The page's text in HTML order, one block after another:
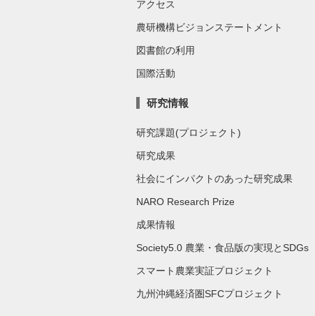
アクセス
農研機構ビジョンステートメント
図書館の利用
国際活動
研究情報
研究課題(プロジェクト)
研究成果
社会にインパクトのあった研究成果
NARO Research Prize
成果情報
Society5.0 農業・食品版の実現とSDGs
スマート農業実証プロジェクト
九州沖縄経済圏SFCプロジェクト